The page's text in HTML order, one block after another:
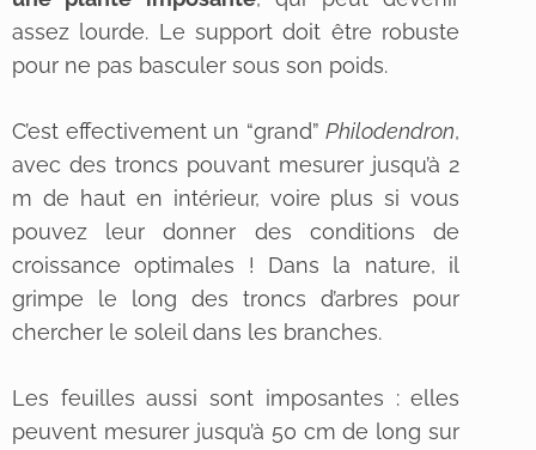
assez lourde. Le support doit être robuste
pour ne pas basculer sous son poids.
C’est effectivement un “grand”Philodendron,
avec des troncs pouvant mesurer jusqu’à 2
m de haut en intérieur, voire plus si vous
pouvez leur donner des conditions de
croissance optimales ! Dans la nature, il
grimpe le long des troncs d’arbres pour
chercher le soleil dans les branches.
Les feuilles aussi sont imposantes : elles
peuvent mesurer jusqu’à 50 cm de long sur